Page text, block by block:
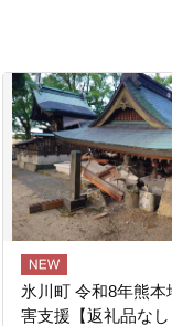
氷川町 令和8年熊本
害支援【返礼品なし